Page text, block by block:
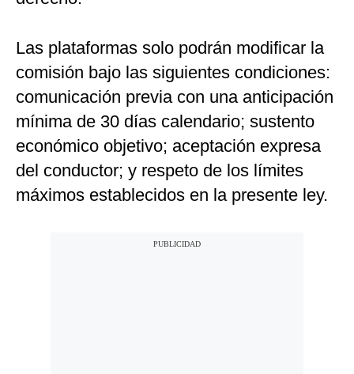
Las plataformas solo podrán modificar la
comisión bajo las siguientes condiciones:
comunicación previa con una anticipación
mínima de 30 días calendario; sustento
económico objetivo; aceptación expresa
del conductor; y respeto de los límites
máximos establecidos en la presente ley.